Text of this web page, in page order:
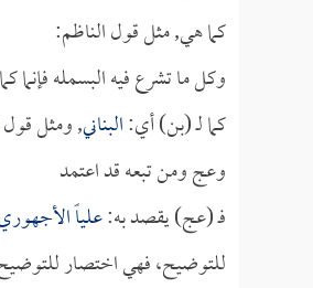
كما هي, مثل قول الناظم:
وكل ما تشرع فيه البسمله فإنما
كما لـ (بن) أي:البناني, ومثل قول
وعج ومن تبعه قد اعتمد
فـ (عج) يقصد به:علياً
للتوضيح، فهي اختصار